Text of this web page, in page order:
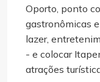
Oporto, ponto
gastronômicas
lazer,
- e colocar
atrações